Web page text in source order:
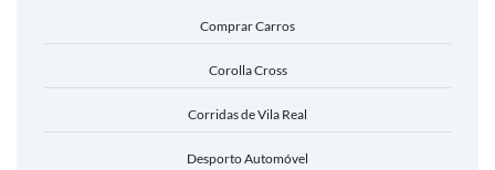
Comprar Carros
Corolla Cross
Corridas de Vila Real
Desporto Automóvel